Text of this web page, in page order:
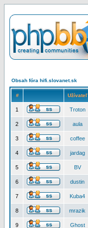
Obsah fóra hifi.slovanet.sk
# Užívateľ
1 Troton
2 aula
3 coffee
4 jardag
5 BV
6 dustin
7 Kuba4
8 mrazik
9 Ghost